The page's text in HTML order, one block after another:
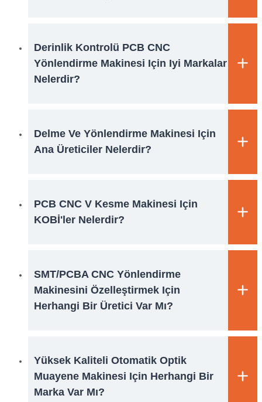
Derinlik Kontrolü PCB CNC
Yönlendirme Makinesi Için Iyi Markalar
Nelerdir?
Delme Ve Yönlendirme Makinesi Için
Ana Üreticiler Nelerdir?
PCB CNC V Kesme Makinesi Için
KOBİ'ler Nelerdir?
SMT/PCBA CNC Yönlendirme
Makinesini Özelleştirmek Için
Herhangi Bir Üretici Var Mı?
Yüksek Kaliteli Otomatik Optik
Muayene Makinesi Için Herhangi Bir
Marka Var Mı?